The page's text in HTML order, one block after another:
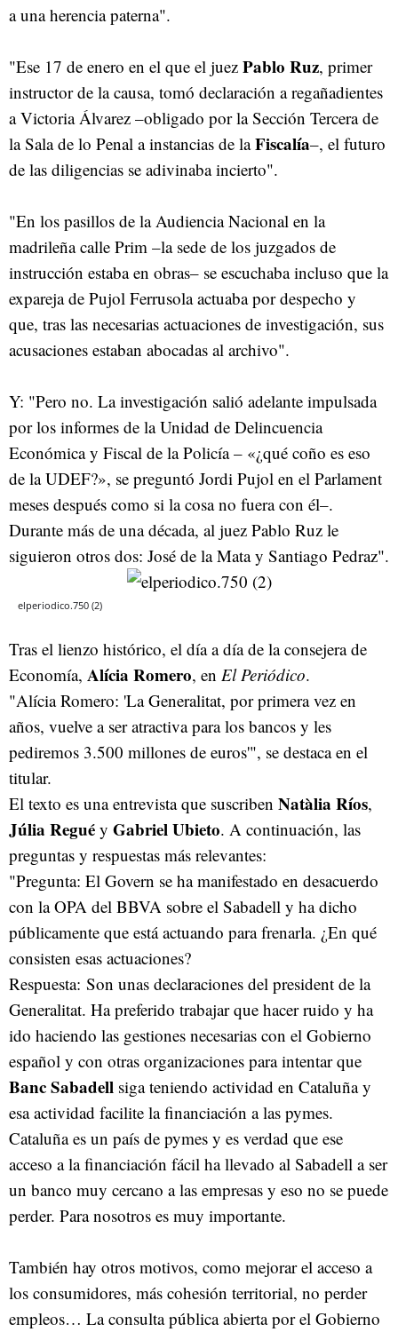
a una herencia paterna".
"Ese 17 de enero en el que el juez Pablo Ruz, primer
instructor de la causa, tomó declaración a regañadientes
a Victoria Álvarez –obligado por la Sección Tercera de
la Sala de lo Penal a instancias de laFiscalía–, el futuro
de las diligencias se adivinaba incierto".
"En los pasillos de la Audiencia Nacional en la
madrileña calle Prim –la sede de los juzgados de
instrucción estaba en obras– se escuchaba incluso que la
expareja de Pujol Ferrusola actuaba por despecho y
que, tras las necesarias actuaciones de investigación, sus
acusaciones estaban abocadas al archivo".
Y: "Pero no. La investigación salió adelante impulsada
por los informes de la Unidad de Delincuencia
Económica y Fiscal de la Policía – «¿qué coño es eso
de la UDEF?», se preguntó Jordi Pujol en el Parlament
meses después como si la cosa no fuera con él–.
Durante más de una década, al juez Pablo Ruz le
siguieron otros dos: José de la Mata y Santiago Pedraz".
elperiodico.750 (2)
Tras el lienzo histórico, el día a día de la consejera de
Economía, Alícia Romero, en El Periódico.
"Alícia Romero: 'La Generalitat, por primera vez en
años, vuelve a ser atractiva para los bancos y les
pediremos 3.500 millones de euros'", se destaca en el
titular.
El texto es una entrevista que suscriben Natàlia Ríos,
Júlia Regué y Gabriel Ubieto. A continuación, las
preguntas y respuestas más relevantes:
"Pregunta: El Govern se ha manifestado en desacuerdo
con la OPA del BBVA sobre el Sabadell y ha dicho
públicamente que está actuando para frenarla. ¿En qué
consisten esas actuaciones?
Respuesta: Son unas declaraciones del president de la
Generalitat. Ha preferido trabajar que hacer ruido y ha
ido haciendo las gestiones necesarias con el Gobierno
español y con otras organizaciones para intentar que
Banc Sabadell siga teniendo actividad en Cataluña y
esa actividad facilite la financiación a las pymes.
Cataluña es un país de pymes y es verdad que ese
acceso a la financiación fácil ha llevado al Sabadell a ser
un banco muy cercano a las empresas y eso no se puede
perder. Para nosotros es muy importante.
También hay otros motivos, como mejorar el acceso a
los consumidores, más cohesión territorial, no perder
empleos… La consulta pública abierta por el Gobierno